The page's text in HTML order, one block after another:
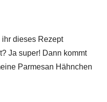
dieses Rezept
Ja super! Dann kommt
Parmesan Hähnchen